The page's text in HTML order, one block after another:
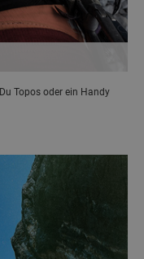
Topos oder ein Handy